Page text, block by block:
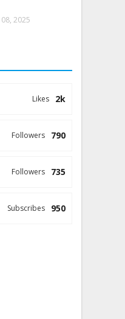
2025
2k
Likes
790
Followers
735
Followers
950
Subscribes